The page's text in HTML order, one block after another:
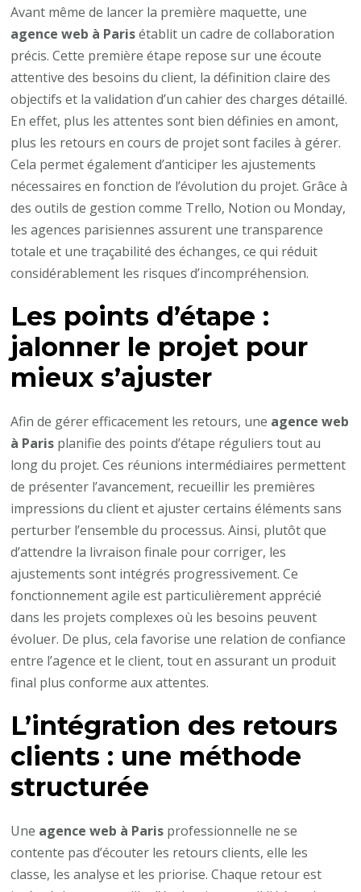
Avant même de lancer la première maquette, une
agence web à Parisétablit un cadre de collaboration
précis. Cette première étape repose sur une écoute
attentive des besoins du client, la définition claire des
objectifs et la validation d’un cahier des charges détaillé.
En effet, plus les attentes sont bien définies en amont,
plus les retours en cours de projet sont faciles à gérer.
Cela permet également d’anticiper les ajustements
nécessaires en fonction de l’évolution du projet. Grâce à
des outils de gestion comme Trello, Notion ou Monday,
les agences parisiennes assurent une transparence
totale et une traçabilité des échanges, ce qui réduit
considérablement les risques d’incompréhension.
Les points d’étape :
jalonner le projet pour
mieux s’ajuster
Afin de gérer efficacement les retours, une agence web
à Paris planifie des points d’étape réguliers tout au
long du projet. Ces réunions intermédiaires permettent
de présenter l’avancement, recueillir les premières
impressions du client et ajuster certains éléments sans
perturber l’ensemble du processus. Ainsi, plutôt que
d’attendre la livraison finale pour corriger, les
ajustements sont intégrés progressivement. Ce
fonctionnement agile est particulièrement apprécié
dans les projets complexes où les besoins peuvent
évoluer. De plus, cela favorise une relation de confiance
entre l’agence et le client, tout en assurant un produit
final plus conforme aux attentes.
L’intégration des retours
clients : une méthode
structurée
Une agence web à Paris professionnelle ne se
contente pas d’écouter les retours clients, elle les
classe, les analyse et les priorise. Chaque retour est